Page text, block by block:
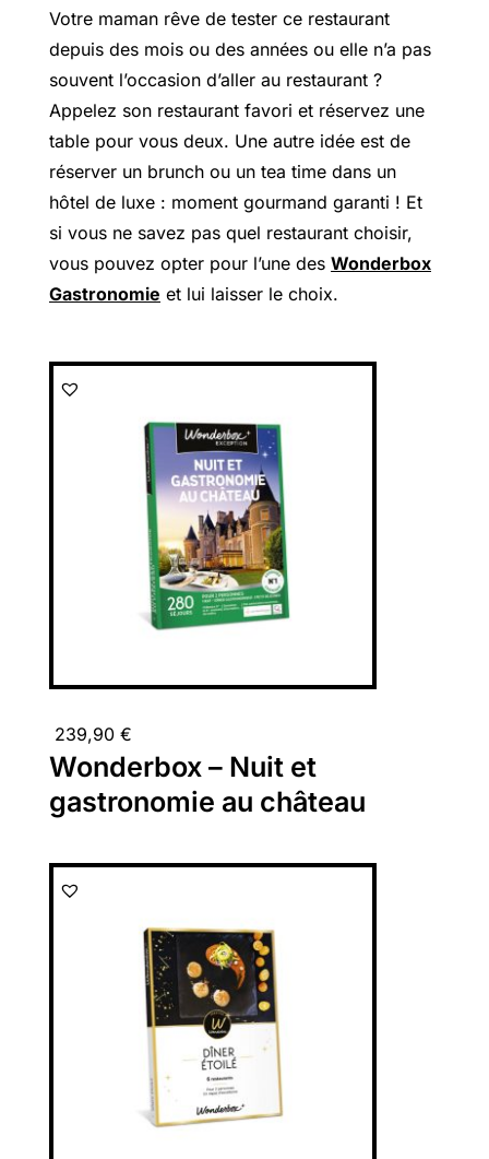
Votre maman rêve de tester ce restaurant
depuis des mois ou des années ou elle n’a pas
souvent l’occasion d’aller au restaurant ?
Appelez son restaurant favori et réservez une
table pour vous deux. Une autre idée est de
réserver un brunch ou un tea time dans un
hôtel de luxe : moment gourmand garanti ! Et
si vous ne savez pas quel restaurant choisir,
vous pouvez opter pour l’une des Wonderbox
Gastronomie et lui laisser le choix.
239,90 €
Wonderbox – Nuit et
gastronomie au château